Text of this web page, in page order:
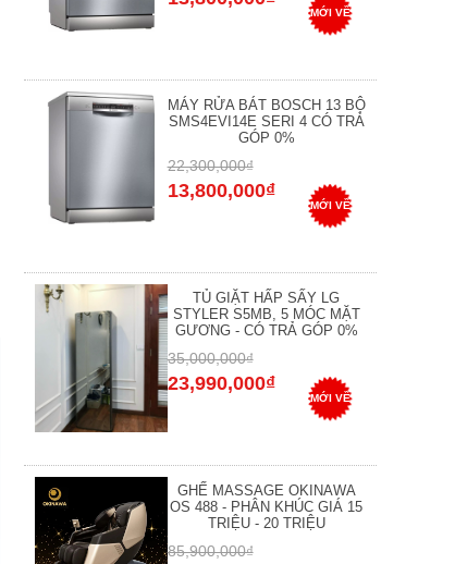
MỚI VỀ
MÁY RỬA BÁT BOSCH 13 BỘ
SMS4EVI14E SERI 4 CÓ TRẢ
GÓP 0%
22,300,000₫
13,800,000₫
MỚI VỀ
TỦ GIẶT HẤP SẤY LG
STYLER S5MB, 5 MÓC MẶT
GƯƠNG - CÓ TRẢ GÓP 0%
35,000,000₫
23,990,000₫
MỚI VỀ
GHẾ MASSAGE OKINAWA
OS 488 - PHÂN KHÚC GIÁ 15
TRIỆU - 20 TRIỆU
85,900,000₫